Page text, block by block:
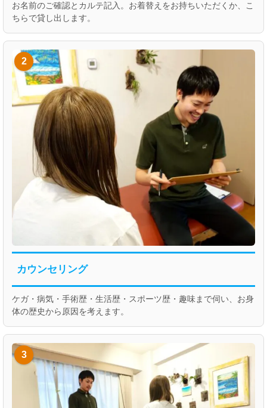
お名前のご確認とカルテ記入。お着替えをお持ちいただくか、こ
ちらで貸し出します。
2
カウンセリング
ケガ・病気・手術歴・生活歴・スポーツ歴・趣味まで伺い、お身
体の歴史から原因を考えます。
3